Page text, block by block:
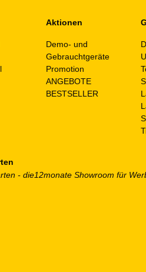
Aktionen
Demo- und
Gebrauchtgeräte
Promotion
ANGEBOTE
BESTSELLER